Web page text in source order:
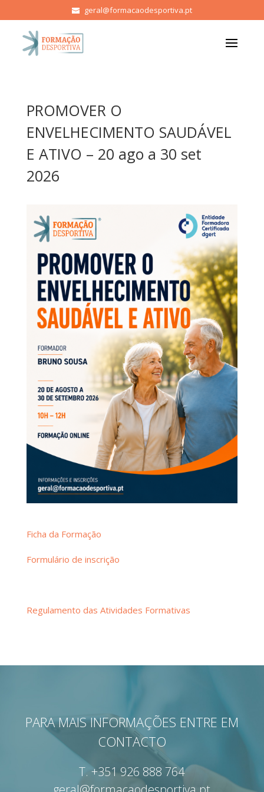
geral@formacaodesportiva.pt
PROMOVER O
ENVELHECIMENTO SAUDÁVEL
E ATIVO – 20 ago a 30 set
2026
Ficha da Formação
Formulário de inscrição
Regulamento das Atividades Formativas
PARA MAIS INFORMAÇÕES ENTRE EM
CONTACTO
T.+351 926 888 764